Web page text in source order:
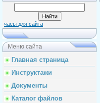
часы для сайта
Меню сайта
Главная страница
Инструктажи
Документы
Каталог файлов